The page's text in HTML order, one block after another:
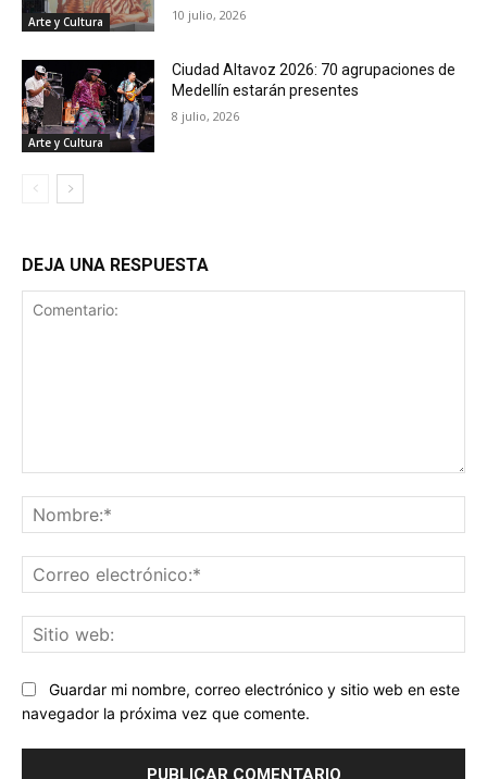
Arte y Cultura 10 julio, 2026
Arte y Cultura
Ciudad Altavoz 2026: 70 agrupaciones de
Medellín estarán presentes
8 julio, 2026
DEJA UNA RESPUESTA
Guardar mi nombre, correo electrónico y sitio web en este
navegador la próxima vez que comente.